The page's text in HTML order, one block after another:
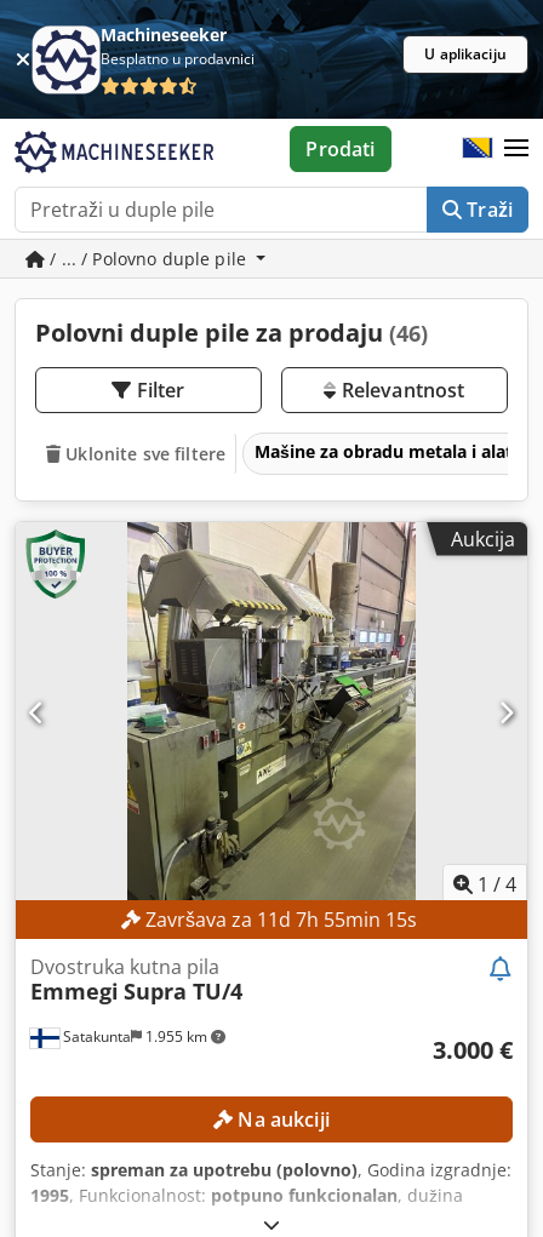
Machineseeker
Besplatno u prodavnici U aplikaciju
Traži
Prodati
/ ... / Polovno duple pile
Polovni duple pile za prodaju (46)
Filter Relevantnost
Uklonite sve filtere Mašine za obradu metala i alatne
Aukcija
1 /4
Završava za 11d 7h 55min 13s
Satakunta 1.955 km
Dvostruka kutna pila
Emmegi Supra TU/4
3.000 €
Na aukciji
Stanje: spreman za upotrebu (polovno), Godina izgradnje:
1995, Funkcionalnost: potpuno funkcionalan, dužina
, promjer lista pile: